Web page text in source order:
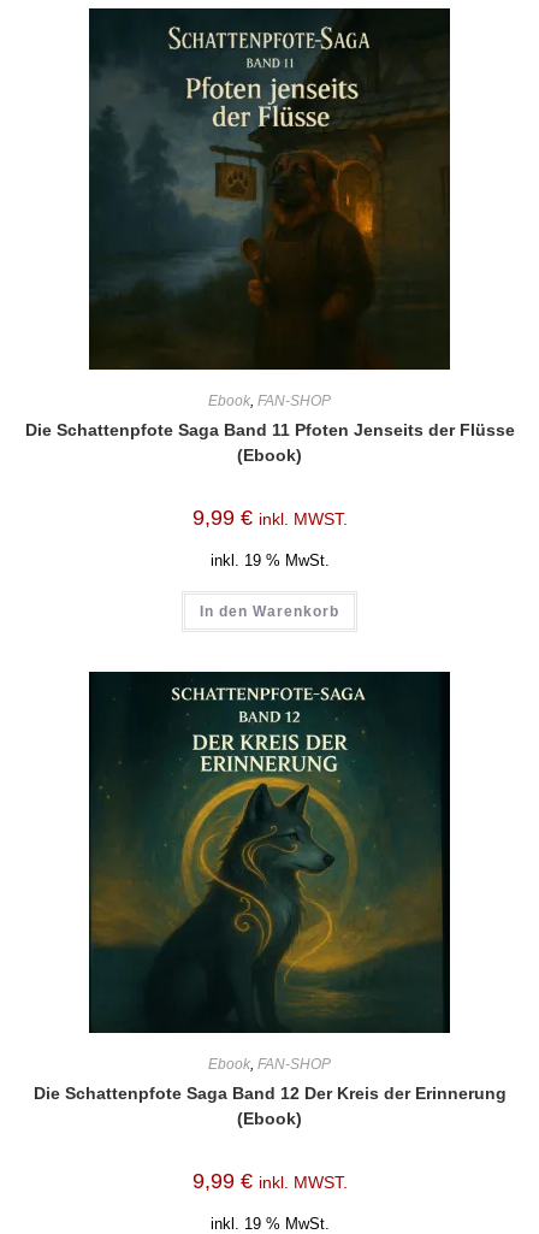
Ebook, FAN-SHOP
Die Schattenpfote Saga Band 11 Pfoten Jenseits der Flüsse
(Ebook)
9,99 € inkl. MWST.
inkl. 19 % MwSt.
In den Warenkorb
Ebook FAN-SHOP
Die Schattenpfote Saga Band 12 Der Kreis der Erinnerung
(Ebook)
9,99 € inkl. MWST.
inkl. 19 % MwSt.